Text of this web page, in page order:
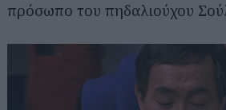
πρόσωπο του πηδαλιούχου